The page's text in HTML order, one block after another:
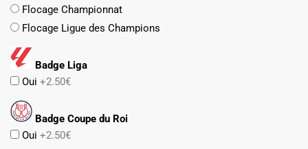
Flocage Championnat
Flocage Ligue des Champions
Badge Liga
Oui +2.50€
Badge Coupe du Roi
Oui +2.50€